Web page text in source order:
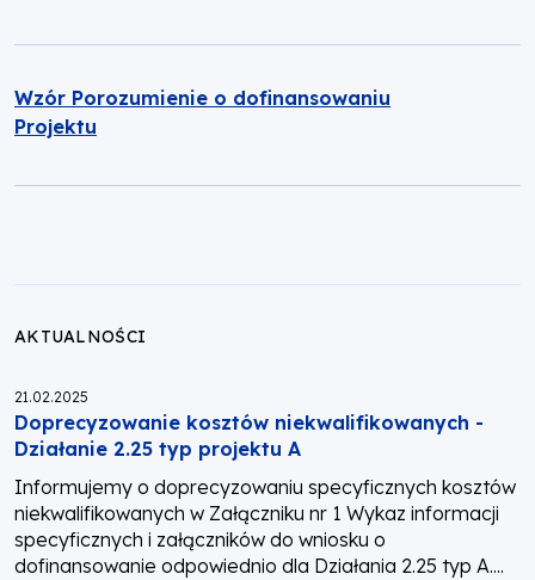
Wzór Porozumienie o dofinansowaniu
Projektu
AKTUALNOŚCI
Opublikowano:
21.02.2025
Doprecyzowanie kosztów niekwalifikowanych -
Działanie 2.25 typ projektu A
Informujemy o doprecyzowaniu specyficznych kosztów
niekwalifikowanych w Załączniku nr 1 Wykaz informacji
specyficznych i załączników do wniosku o
dofinansowanie odpowiednio dla Działania 2.25 typ A....